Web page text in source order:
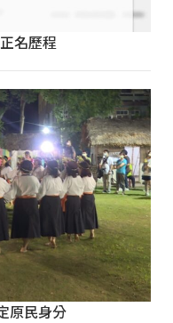
名歷程
原民身分